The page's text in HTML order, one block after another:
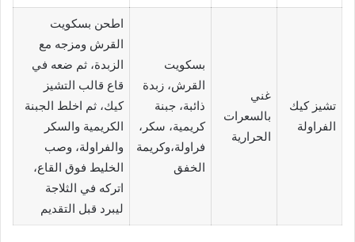
تشيز كيك
الفراولة
غني
بالسعرات
الحرارية
بسكويت
القرش، زبدة
ذائبة، جبنة
كريمية، سكر،
فراولة،وكريمة
الخفق
اطحن بسكويت
القرش ومزجه مع
الزبدة، ثم ضعه في
قاع قالب التشيز
كيك، ثم اخلط الجبنة
الكريمية والسكر
والفراولة، وصب
الخليط فوق القاع،
اتركه في الثلاجة
ليبرد قبل التقديم